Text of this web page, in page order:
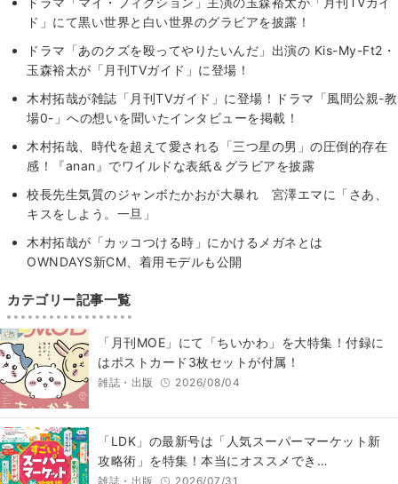
ド」にて黒い世界と白い世界のグラビアを披露！
ドラマ「あのクズを殴ってやりたいんだ」出演の Kis-My-Ft2・
玉森裕太が「月刊TVガイド」に登場！
木村拓哉が雑誌「月刊TVガイド」に登場！ドラマ「風間公親-教
場0-」への想いを聞いたインタビューを掲載！
木村拓哉、時代を超えて愛される「三つ星の男」の圧倒的存在
感！『anan』でワイルドな表紙＆グラビアを披露
校長先生気質のジャンボたかおが大暴れ 宮澤エマに「さあ、
キスをしよう。一旦」
木村拓哉が「カッコつける時」にかけるメガネとは
OWNDAYS新CM、着用モデルも公開
カテゴリー記事一覧
「月刊MOE」にて「ちいかわ」を大特集！付録に
はポストカード3枚セットが付属！
雑誌・出版 2026/08/04
「LDK」の最新号は「人気スーパーマーケット新
攻略術」を特集！本当にオススメでき…
雑誌・出版 2026/07/31